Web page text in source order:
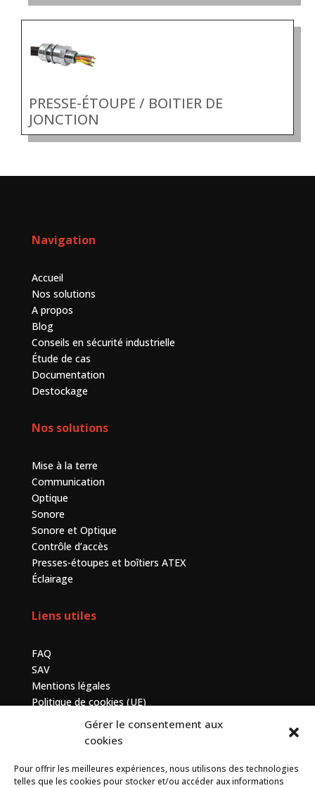
Gérer le consentement aux
cookies
Pour offrir les meilleures expériences, nous utilisons des technologies
telles que les cookies pour stocker et/ou accéder aux informations
PRESSE-ÉTOUPE / BOITIER DE
JONCTION
Navigation
Accueil
Nos solutions
A propos
Blog
Conseils en sécurité industrielle
Étude de cas
Documentation
Destockage
Nos solutions
Mise à la terre
Communication
Optique
Sonore
Sonore et Optique
Contrôle d’accès
Presses-étoupes et boîtiers ATEX
Éclairage
Liens utiles
FAQ
SAV
Mentions légales
Politique de cookies (UE)
Contactez-nous
7 bis avenue de la Baltique, ZA de Courtabœuf, 91140